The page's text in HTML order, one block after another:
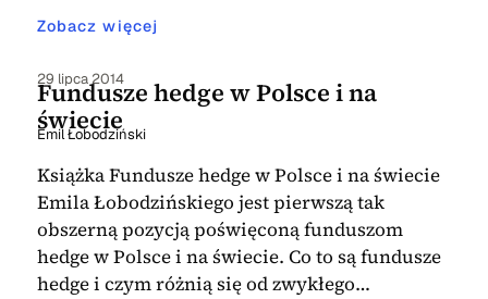
Zobacz więcej
29 lipca 2014
Fundusze hedge w Polsce i na
świecie
Emil Łobodziński
Książka Fundusze hedge w Polsce i na świecie
Emila Łobodzińskiego jest pierwszą tak
obszerną pozycją poświęconą funduszom
hedge w Polsce i na świecie. Co to są fundusze
hedge i czym różnią się od zwykłego…